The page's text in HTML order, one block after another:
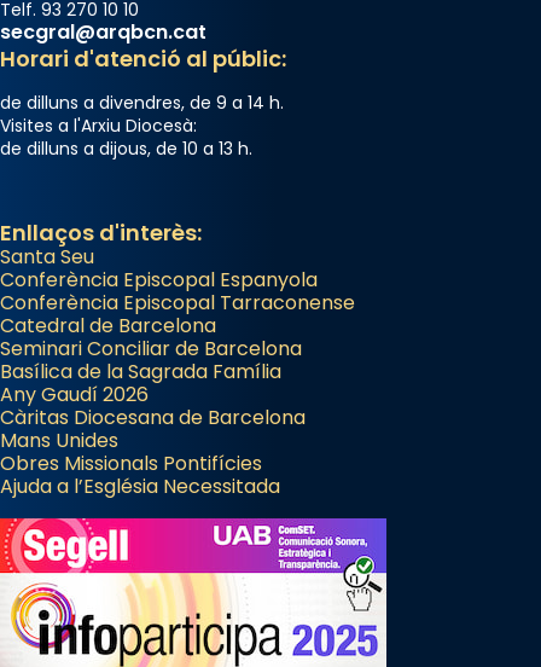
diablesses amb música i ball propis. Festa
gran a Mataró.
Santes a Mataró»🥵.
Photo
Telf. 93 270 10 10
secgral@arqbcn.cat
Horari d'atenció al públic:
de dilluns a divendres, de 9 a 14 h.
Visites a l'Arxiu Diocesà:
de dilluns a dijous, de 10 a 13 h.
Enllaços d'interès:
Santa Seu
Conferència Episcopal Espanyola
Conferència Episcopal Tarraconense
Catedral de Barcelona
Seminari Conciliar de Barcelona
Basílica de la Sagrada Família
Any Gaudí 2026
Càritas Diocesana de Barcelona
Mans Unides
Obres Missionals Pontifícies
Ajuda a l’Església Necessitada